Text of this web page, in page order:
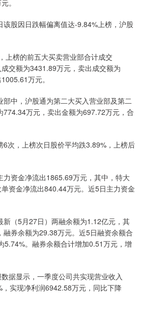
。
该股因日跌幅偏离值达-9.84%上榜，沪股
上榜的前五大买卖营业部合计成交
交额为3431.89万元，卖出成交额为
万元。
中，沪股通为第二大买入营业部及第二
774.34万元，卖出金额为697.72万元，合
6次，上榜次日股价平均跌3.89%，上榜后
力资金净流出1865.69万元，其中，特大
资金净流出840.44万元。近5日主力资金
新（5月27日）两融余额为1.12亿元，其
券余额为29.38万元。近5日融资余额合
5.74%。融券余额合计增加0.51万元，增
据显示，一季度公司共实现营业收入
实现净利润6942.58万元，同比下降